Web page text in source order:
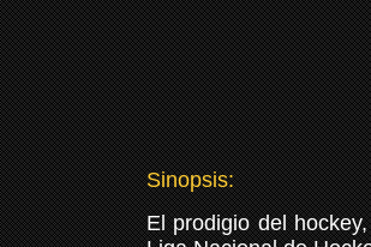
Sinopsis:
El prodigio del